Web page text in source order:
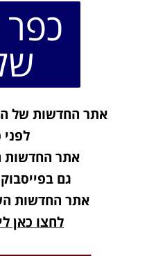
אתר החדשות של
לפני
אתר החדשות
גם בפייסבוק |
אתר החדשות
לחצו כאן